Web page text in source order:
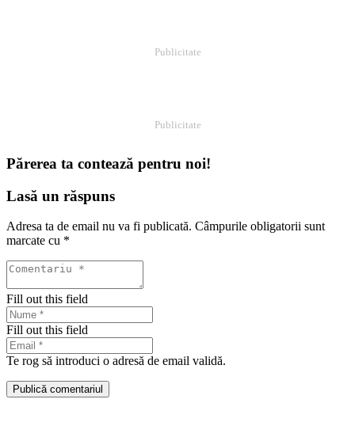
Publicitate
Publicitate
Părerea ta contează pentru noi!
Lasă un răspuns
Adresa ta de email nu va fi publicată. Câmpurile obligatorii sunt
marcate cu *
Fill out this field
Fill out this field
Te rog să introduci o adresă de email validă.
Publică comentariul